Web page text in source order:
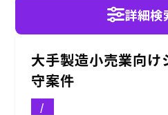
詳細検
大手製造小売業向け
守案件
/